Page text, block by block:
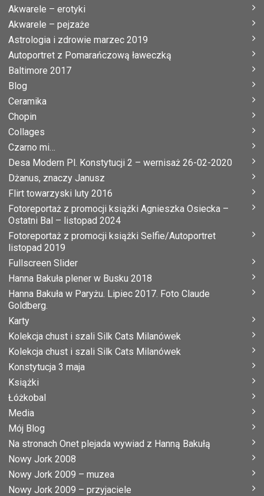
Akwarele – erotyki
Akwarele – pejzaże
Astrologia i zdrowie marzec 2019
Autoportret z Pomarańczową ławeczką
Baltimore 2017
Blog
Ceramika
Chopin
Collages
Czarno mi…
Desa Modern Pl. Konstytucji 2 – wernisaż 26-02-2020
Dżanus, znaczy Janusz
Flirt towarzyski luty 2016
Fotoreportaż z promocji książki Agnieszka Osiecka –
Ostatni Bal – listopad 2024
Fotoreportaż z promocji książki Selfie/Autoportret
listopad 2019
Fullscreen Slider
Hanna Bakuła plener w Busku 2018
Hanna Bakuła w Paryżu. Lipiec 2017. Foto Claude
Goldberg.
Karty
Kolekcja chust i szali Silk Cats Milanówek
Kolekcja chust i szali Silk Cats Milanówek
Konstytucja 3 maja
Książki
Łóżkobal
Media
Mój Blog
Na stronach Onet plejada wywiad z Hanną Bakułą
Nowy Jork 2008
Nowy Jork 2009 – muzea
Nowy Jork 2009 – przyjaciele